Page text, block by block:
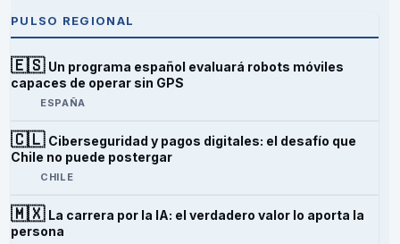
PULSO REGIONAL
🇪🇸 Un programa español evaluará robots móviles
capaces de operar sin GPS
ESPAÑA
🇨🇱 Ciberseguridad y pagos digitales: el desafío que
Chile no puede postergar
CHILE
🇲🇽 La carrera por la IA: el verdadero valor lo aporta la
persona